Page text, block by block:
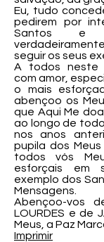
Eu, tudo
pedirem por
Santos e
seguir os seus
A todos neste
com amor,
o mais
abençoo os
que Aqui Me
ao longo de
nos anos
pupila dos
todos vós
esforçais em
exemplo dos
Mensagens.
Abençoo-vos
LOURDES e de
Meus, a Paz
Imprimir